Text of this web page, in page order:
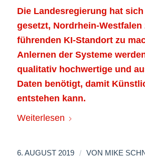
Die Landesregierung hat sich
gesetzt, Nordrhein-Westfalen
führenden KI-Standort zu
Anlernen der Systeme
qualitativ hochwertige und
Daten benötigt, damit
entstehen kann.
Weiterlesen
6. AUGUST 2019 / VON MIKE